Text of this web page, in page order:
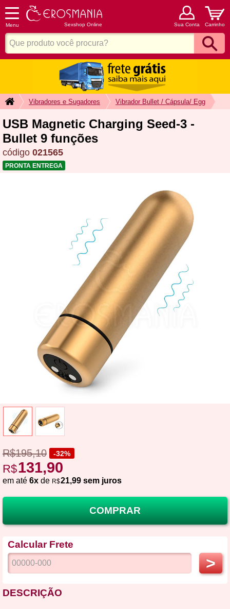
Menu Sexshop Online Sua Conta Carrinho
Vibradores e Sugadores Vibrador Bullet / Cápsula/ Egg
USB Magnetic Charging Seed-3 -
Bullet 9 funções
código 021565
PRONTA ENTREGA
R$195,10 -32%
R$131,90
em até 6x de R$21,99 sem juros
COMPRAR
Calcular Frete
>
DESCRIÇÃO